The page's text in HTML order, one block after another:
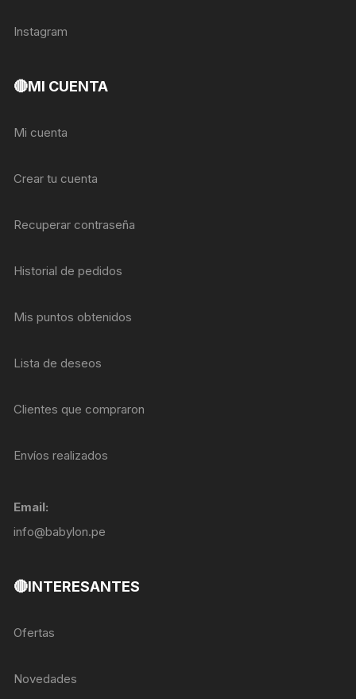
Instagram
🔴MI CUENTA
Mi cuenta
Crear tu cuenta
Recuperar contraseña
Historial de pedidos
Mis puntos obtenidos
Lista de deseos
Clientes que compraron
Envíos realizados
Email:
info@babylon.pe
🔴INTERESANTES
Ofertas
Novedades